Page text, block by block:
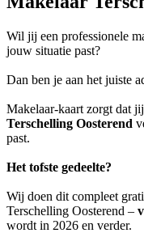
Wil jij een professionele
jouw situatie past?
Dan ben je aan het juiste
Makelaar-kaart zorgt dat
Terschelling Oosterend
past.
Het tofste gedeelte?
Wij doen dit compleet
Terschelling Oosterend –
wordt in 2026 en verder.